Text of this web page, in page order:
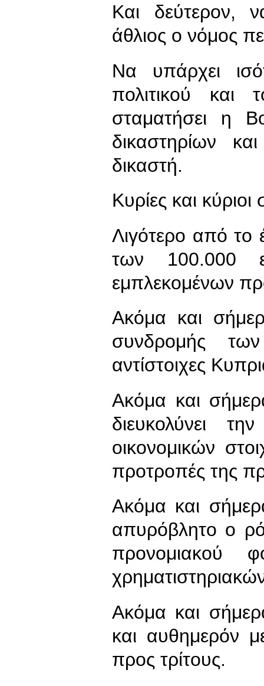
Και δεύτερον,
άθλιος ο νόμος
Να υπάρχει
πολιτικού
σταματήσει η
δικαστηρίων
δικαστή.
Κυρίες και
Λιγότερο από το
των 100.000
εμπλεκομένων
Ακόμα και
συνδρομής
αντίστοιχες
Ακόμα και
διευκολύνει
οικονομικών
προτροπές της
Ακόμα και
απυρόβλητο ο
προνομιακού
Ακόμα και
και αυθημερόν
προς τρίτους.